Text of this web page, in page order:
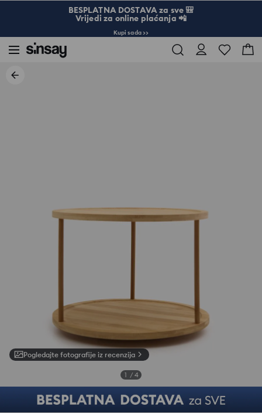
BESPLATNA DOSTAVA za sve 🎒
Vrijedi za online plaćanja 📲
Kupi sada >>
Pogledajte fotografije iz recenzija
1 / 4